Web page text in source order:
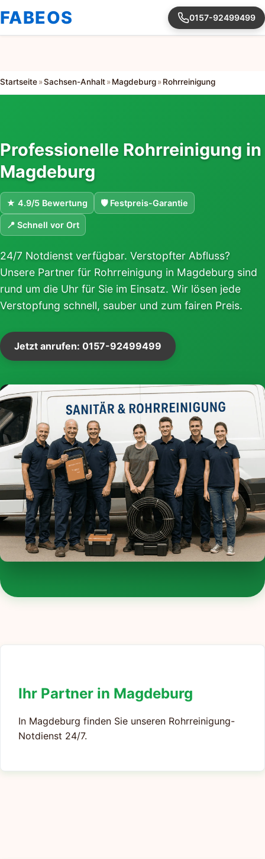
FABEOS 0157-92499499
Startseite»Sachsen-Anhalt» Magdeburg» Rohrreinigung
Professionelle Rohrreinigung in
Magdeburg
★ 4.9/5 Bewertung 🛡 Festpreis-Garantie
📍 Schnell vor Ort
24/7 Notdienst verfügbar. Verstopfter Abfluss?
Unsere Partner für Rohrreinigung in Magdeburg sind
rund um die Uhr für Sie im Einsatz. Wir lösen jede
Verstopfung schnell, sauber und zum fairen Preis.
Jetzt anrufen: 0157-92499499
Ihr Partner in Magdeburg
In Magdeburg finden Sie unseren Rohrreinigung-
Notdienst 24/7.